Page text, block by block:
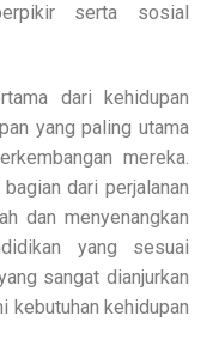
serta sosial
dari kehidupan
yang paling utama
mereka.
dari perjalanan
dan menyenangkan
yang sesuai
sangat dianjurkan
kebutuhan kehidupan